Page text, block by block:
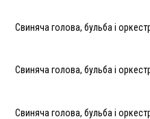
Свиняча голова, бульба і
Свиняча голова, бульба і
Свиняча голова, бульба і